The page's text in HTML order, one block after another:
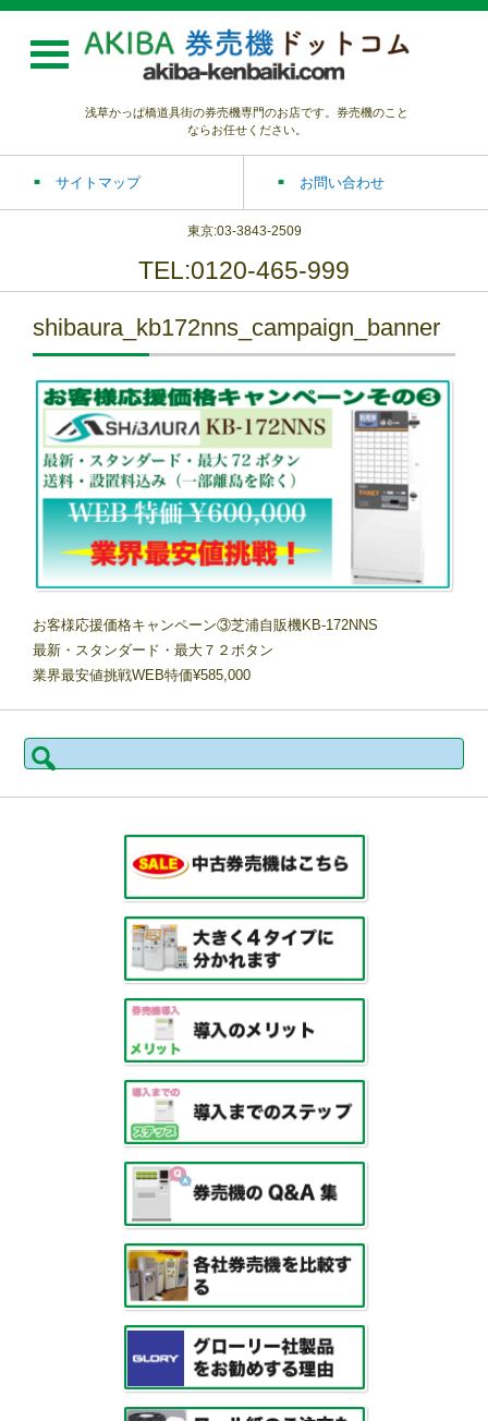
浅草かっぱ橋道具街の券売機専門のお店です。券売機のこと
ならお任せください。
サイトマップ お問い合わせ
東京:03-3843-2509
TEL:0120-465-999
shibaura_kb172nns_campaign_banner
お客様応援価格キャンペーン③芝浦自販機KB-172NNS
最新・スタンダード・最大７２ボタン
業界最安値挑戦WEB特価¥585,000
検
索: